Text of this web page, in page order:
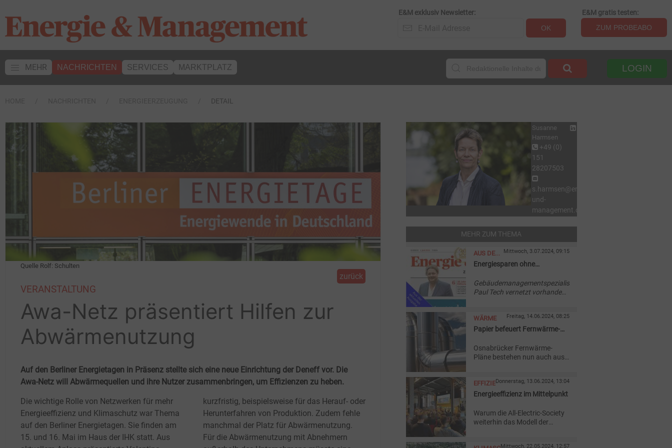
E&M exklusiv Newsletter:
OK
E&M gratis testen:
ZUM PROBEABO
MEHR NACHRICHTEN SERVICES MARKTPLATZ LOGIN
DETAIL
Quelle Rolf: Schulten
zurück
VERANSTALTUNG
Awa-Netz präsentiert Hilfen zur
Abwärmenutzung
Auf den Berliner Energietagen in Präsenz stellte sich eine neue Einrichtung der Deneff vor. Die
Awa-Netz will Abwärmequellen und ihre Nutzer zusammenbringen, um Effizienzen zu heben.
Die wichtige Rolle von Netzwerken für mehr
Energieeffizienz und Klimaschutz war Thema
auf den Berliner Energietagen. Sie finden am
15. und 16. Mai im Haus der IHK statt. Aus
kurzfristig, beispielsweise für das Herauf- oder
Herunterfahren von Produktion. Zudem fehle
manchmal der Platz für Abwärmenutzung.
Für die Abwärmenutzung mit Abnehmern
Susanne
Harmsen
+49 (0)
151
28207503
s.harmsen@energie-
und-
management.de
MEHR ZUM THEMA
AUS DER
ZEITUNG
Mittwoch, 3.07.2024, 09:15
Energiesparen ohne
Gebäudemanagementspezialist
Paul Tech vernetzt vorhandene
Bestandsgebäude effizienter
mit Energie zu versorgen.
WÄRME Freitag, 14.06.2024, 08:25
Papier befeuert Fernwärme-
Osnabrücker Fernwärme-
Pläne bestehen nun auch aus
Millionen kWh Abwärme pro
Jahr für das Leitungsnetz der
EFFIZIENZDonnerstag, 13.06.2024, 13:04
Energieeffizienz im Mittelpunkt
Warum die All-Electric-Society
weiterhin das Modell der
Mittwoch, 22.05.2024, 12:57